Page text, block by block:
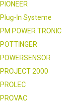
PIONEER
Plug-In Systeme
PM POWER TRONIC
POTTINGER
POWERSENSOR
PROJECT 2000
PROLEC
PROVAC